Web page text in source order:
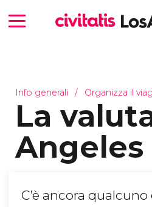
Info generali Organizza il
La
Angeles
C’è ancora